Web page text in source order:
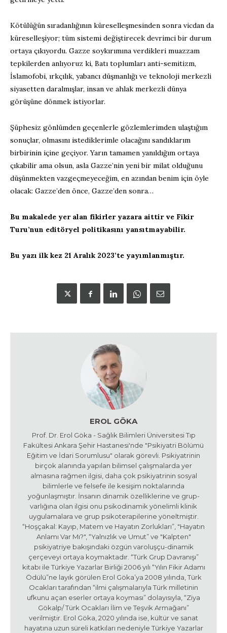
Kötülüğün sıradanlığının küreselleşmesinden sonra vicdan da
küreselleşiyor; tüm sistemi değiştirecek devrimci bir durum
ortaya çıkıyordu. Gazze soykırımına verdikleri muazzam
tepkilerden anlıyoruz ki, Batı toplumları anti-semitizm,
İslamofobi, ırkçılık, yabancı düşmanlığı ve teknoloji merkezli
siyasetten daralmışlar, insan ve ahlak merkezli dünya
görüşüne dönmek istiyorlar.
Şüphesiz gönlümden geçenlerle gözlemlerimden ulaştığım
sonuçlar, olmasını istediklerimle olacağını sandıklarım
birbirinin içine geçiyor. Yarın tamamen yanıldığım ortaya
çıkabilir ama olsun, asla Gazze’nin yeni bir milat olduğunu
düşünmekten vazgeçmeyeceğim, en azından benim için öyle
olacak: Gazze’den önce, Gazze’den sonra…
Bu makalede yer alan fikirler yazara aittir ve Fikir
Turu’nun editöryel politikasını yansıtmayabilir.
Bu yazı ilk kez 21 Aralık 2023’te yayımlanmıştır.
EROL GÖKA
Prof. Dr. Erol Göka - Sağlık Bilimleri Üniversitesi Tıp
Fakültesi Ankara Şehir Hastanesi'nde "Psikiyatri Bölümü
Eğitim ve İdari Sorumlusu" olarak görevli. Psikiyatrinin
birçok alanında yapılan bilimsel çalışmalarda yer
almasına rağmen ilgisi, daha çok psikiyatrinin sosyal
bilimlerle ve felsefe ile kesişim noktalarında
yoğunlaşmıştır. İnsanın dinamik özelliklerine ve grup-
varlığına olan ilgisi onu psikodinamik yönelimli klinik
uygulamalara ve grup psikoterapilerine yöneltmiştir.
“Hoşçakal: Kayıp, Matem ve Hayatın Zorlukları”, "Hayatın
Anlamı Var Mı?", “Yalnızlık ve Umut” ve "Kalpten"
psikiyatriye bakışındaki özgün varoluşçu-dinamik
çerçeveyi ortaya koymaktadır. “Türk Grup Davranışı”
kitabı ile Türkiye Yazarlar Birliği 2006 yılı “Yılın Fikir Adamı
Ödülü”ne layık görülen Erol Göka’ya 2008 yılında, Türk
Ocakları tarafından “ilmi çalışmalarıyla Türk milletinin
ufkunu açan eserler ortaya koyması” dolayısıyla, “Ziya
Gökalp/ Türk Ocakları İlim ve Teşvik Armağanı”
verilmiştir. Erol Göka, 2020 yılında ise, kültür ve sanat
hayatına uzun süreli katkıları nedeniyle Türkiye Yazarlar